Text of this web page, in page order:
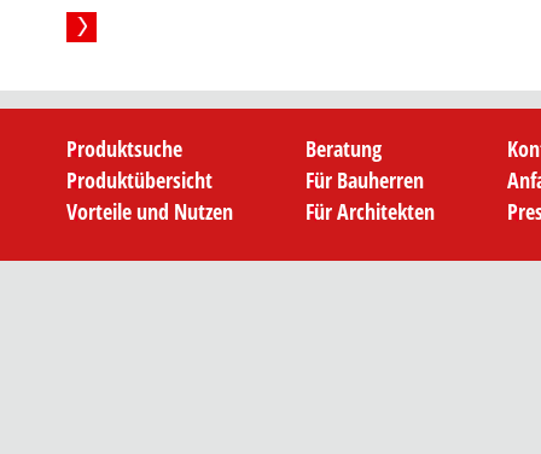
Produktsuche
Produktübersicht
Vorteile und Nutzen
Beratung
Für Bauherren
Für Architekten